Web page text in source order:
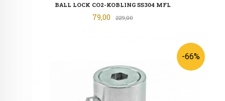
BALL LOCK CO2-KOBLING SS304 MFL
Tilbud
79,00 229,00Rabatt
-66%